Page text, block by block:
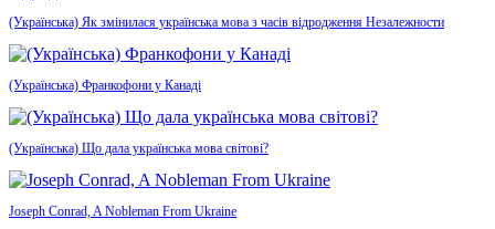
(Українська) Як змінилася українська мова з часів відродження Незалежности
(Українська) Франкофони у Канаді
(Українська) Що дала українська мова світові?
Joseph Conrad, A Nobleman From Ukraine